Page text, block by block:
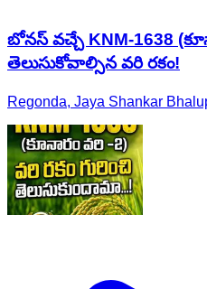
బోనస్ వచ్చే KNM-1638
తెలుసుకోవాల్సిన వరి రకం!
Regonda, Jaya Shankar